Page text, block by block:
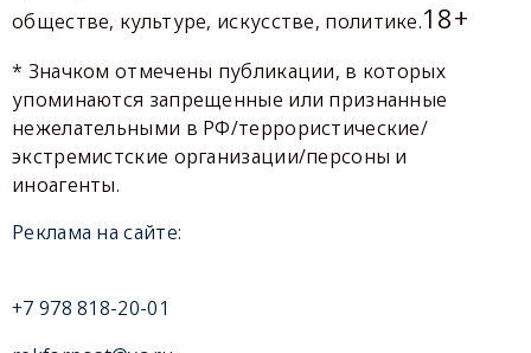
обществе, культуре, искусстве, политике.18+
* Значком отмечены публикации, в которых
упоминаются запрещенные или признанные
нежелательными в РФ/террористические/
экстремистские организации/персоны и
иноагенты.
Реклама на сайте:
+7 978 818-20-01